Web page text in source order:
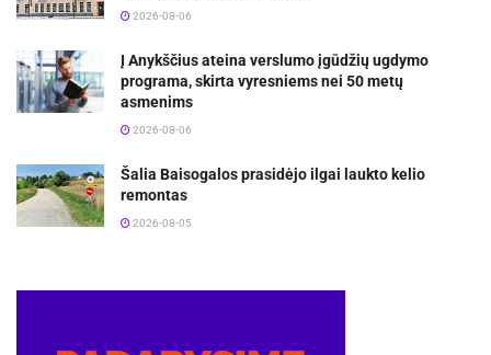
2026-08-06
Į Anykščius ateina verslumo įgūdžių ugdymo
programa, skirta vyresniems nei 50 metų
asmenims
2026-08-06
Šalia Baisogalos prasidėjo ilgai laukto kelio
remontas
2026-08-05